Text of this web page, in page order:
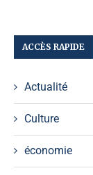
ACCÈS RAPIDE
Actualité
Culture
économie